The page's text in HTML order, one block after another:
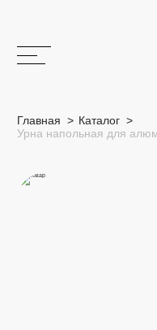
Главная > Каталог >
Урна напольная для